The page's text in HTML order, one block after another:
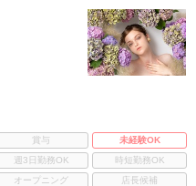
賞与
未経験OK
週3日勤務OK
時短勤務OK
オープニング
店長候補